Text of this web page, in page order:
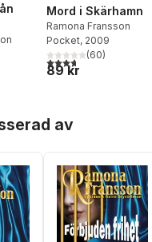
Totalt antal röster:
Mord i Skärhamn
Ramona Fransson
Pocket, 2009
3,7utav 5 stjärnor.
(60)
89 kr
av